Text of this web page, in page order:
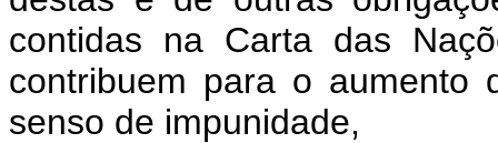
contidas na Carta das
contribuem para o aumento
senso de impunidade,